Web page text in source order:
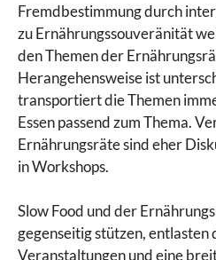
Fremdbestimmung durch
zu Ernährungssouveränität
den Themen der
Herangehensweise ist
transportiert die Themen
Essen passend zum Thema.
Ernährungsräte sind eher
in Workshops.
Slow Food und der
gegenseitig stützen, entlasten
Veranstaltungen und eine